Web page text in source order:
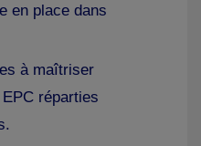
en place dans
à maîtriser
réparties